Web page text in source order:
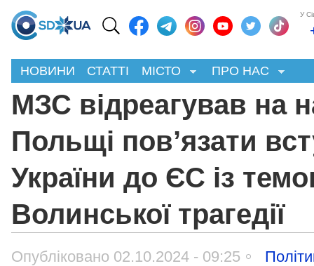
У
НОВИНИ СТАТТІ МІСТО ПРО НАС
МЗС відреагував на
Польщі пов’язати
України до ЄС із
Волинської трагедії
Опубліковано 02.10.2024 - 09:25